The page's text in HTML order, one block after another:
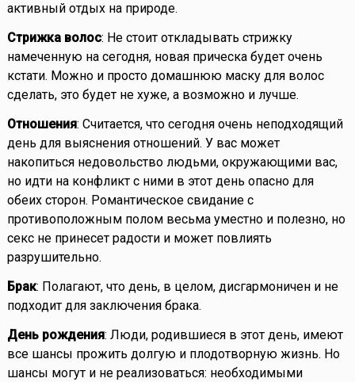
активный отдых на природе.
Стрижка волос: Не стоит откладывать стрижку
намеченную на сегодня, новая прическа будет очень
кстати. Можно и просто домашнюю маску для волос
сделать, это будет не хуже, а возможно и лучше.
Отношения: Считается, что сегодня очень неподходящий
день для выяснения отношений. У вас может
накопиться недовольство людьми, окружающими вас,
но идти на конфликт с ними в этот день опасно для
обеих сторон. Романтическое свидание с
противоположным полом весьма уместно и полезно, но
секс не принесет радости и может повлиять
разрушительно.
Брак: Полагают, что день, в целом, дисгармоничен и не
подходит для заключения брака.
День рождения: Люди, родившиеся в этот день, имеют
все шансы прожить долгую и плодотворную жизнь. Но
шансы могут и не реализоваться: необходимыми